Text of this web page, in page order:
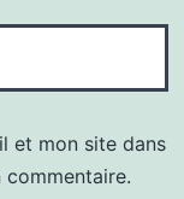
et mon site dans